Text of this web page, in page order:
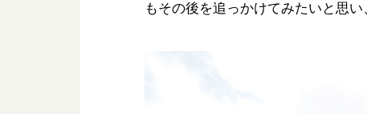
もその後を追っかけてみたいと思